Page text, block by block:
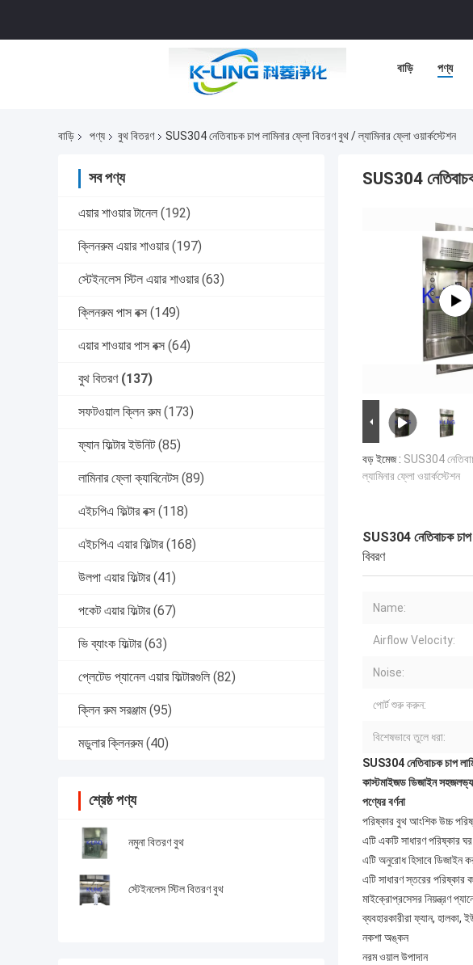
বাড়ি পণ্য
বাড়ি পণ্য বুথ বিতরণ SUS304 নেতিবাচক চাপ লামিনার ফ্লো বিতরণ বুথ / ল্যামিনার ফ্লো ওয়ার্কস্টেশন
সব পণ্য
এয়ার শাওয়ার টানেল (192)
ক্লিনরুম এয়ার শাওয়ার (197)
স্টেইনলেস স্টিল এয়ার শাওয়ার (63)
ক্লিনরুম পাস বক্স (149)
এয়ার শাওয়ার পাস বক্স (64)
বুথ বিতরণ (137)
সফটওয়াল ক্লিন রুম (173)
ফ্যান ফিল্টার ইউনিট (85)
লামিনার ফ্লো ক্যাবিনেটস (89)
এইচপিএ ফিল্টার বক্স (118)
এইচপিএ এয়ার ফিল্টার (168)
উলপা এয়ার ফিল্টার (41)
পকেট এয়ার ফিল্টার (67)
ভি ব্যাংক ফিল্টার (63)
প্লেটেড প্যানেল এয়ার ফিল্টারগুলি (82)
ক্লিন রুম সরঞ্জাম (95)
মডুলার ক্লিনরুম (40)
শ্রেষ্ঠ পণ্য
নমুনা বিতরণ বুথ
স্টেইনলেস স্টিল বিতরণ বুথ
SUS304
বড় ইমেজ : SUS304
ল্যামিনার ফ্লো ওয়ার্কস্টেশন
SUS304 নেতিবাচক চাপ
বিবরণ
Name:
Airflow Velocity:
Noise:
পোর্ট শুরু করুন:
বিশেষভাবে তুলে ধরা:
SUS304 নেতিবাচক চাপ
কাস্টমাইজড ডিজাইন সহজলভ্য
পণ্যের বর্ণনা
পরিষ্কার বুথ আংশিক উচ্চ
এটি একটি সাধারণ পরিষ্কার
এটি অনুরোধ হিসাবে ডিজাইন
এটি সাধারণ স্তরের পরিষ্কার
মাইক্রোপ্রসেসর নিয়ন্ত্রণ
ব্যবহারকারীরা ফ্যান, হালকা,
নকশা অঙ্কন
নরম ওয়াল উপাদান